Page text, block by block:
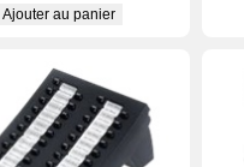
Ajouter au panier